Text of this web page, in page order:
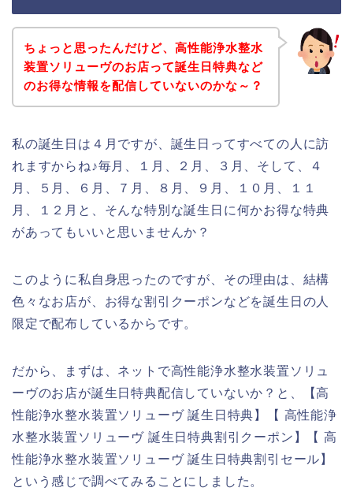
ちょっと思ったんだけど、高性能浄水整水
装置ソリューヴのお店って誕生日特典など
のお得な情報を配信していないのかな～？
私の誕生日は４月ですが、誕生日ってすべての人に訪
れますからね♪毎月、１月、２月、３月、そして、４
月、５月、６月、７月、８月、９月、１０月、１１
月、１２月と、そんな特別な誕生日に何かお得な特典
があってもいいと思いませんか？
このように私自身思ったのですが、その理由は、結構
色々なお店が、お得な割引クーポンなどを誕生日の人
限定で配布しているからです。
だから、まずは、ネットで高性能浄水整水装置ソリュ
ーヴのお店が誕生日特典配信していないか？と、【高
性能浄水整水装置ソリューヴ 誕生日特典】【 高性能浄
水整水装置ソリューヴ 誕生日特典割引クーポン】【 高
性能浄水整水装置ソリューヴ 誕生日特典割引セール】
という感じで調べてみることにしました。